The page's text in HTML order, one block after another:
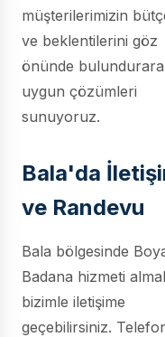
müşterilerimizin
ve beklentilerini göz
önünde
uygun çözümleri
sunuyoruz.
Bala'da
ve Randevu
Bala bölgesinde
Badana hizmeti
bizimle iletişime
geçebilirsiniz.